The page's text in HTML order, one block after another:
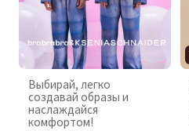
Выбирай, легко
создавай образы и
наслаждайся
комфортом!